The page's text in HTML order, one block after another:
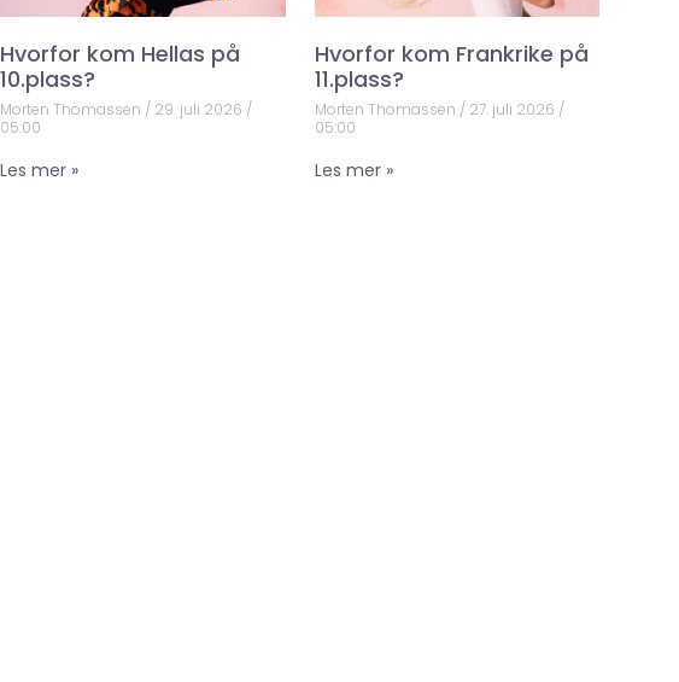
Hvorfor kom Hellas på
10.plass?
Morten Thomassen
29. juli 2026
05:00
Les mer »
Hvorfor kom Frankrike på
11.plass?
Morten Thomassen
27. juli 2026
05:00
Les mer »